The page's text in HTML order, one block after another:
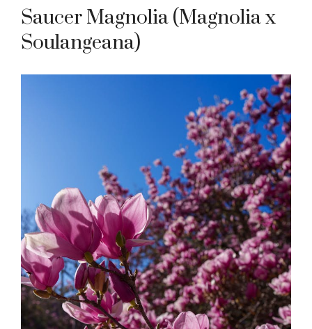
Saucer Magnolia (Magnolia x
Soulangeana)